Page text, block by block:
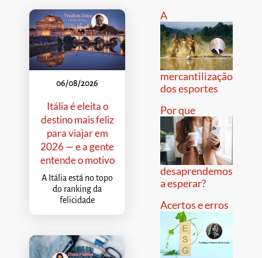
06/08/2026
Itália é eleita o
destino mais feliz
para viajar em
2026 — e a gente
entende o motivo
A Itália está no topo
do ranking da
felicidade
A
mercantilização
dos esportes
Por que
desaprendemos
a esperar?
Acertos e erros